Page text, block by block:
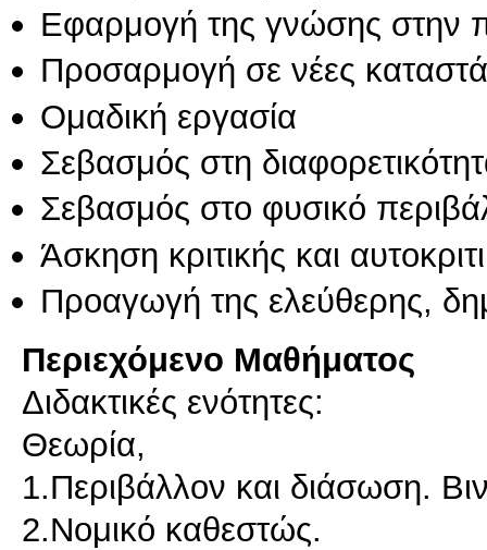
Εφαρμογή της γνώσης στην
Προσαρμογή σε νέες
Ομαδική εργασία
Σεβασμός στη
Σεβασμός στο φυσικό
Άσκηση κριτικής και
Προαγωγή της ελεύθερης,
Περιεχόμενο Μαθήματος
Διδακτικές ενότητες:
Θεωρία,
1.Περιβάλλον και διάσωση.
2.Νομικό καθεστώς.